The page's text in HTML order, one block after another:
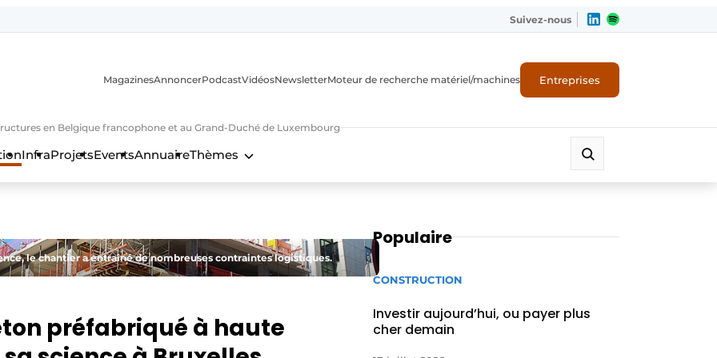
Suivez-nous
en Belgique francophone et au Grand-Duché de Luxembourg
MagazinesAnnoncerPodcastVidéosNewsletterMoteur de recherche matériel/machines Entreprises
InfraProjetsEventsAnnuaireThèmes
le chantier a entraîné de nombreuses contraintes logistiques.
préfabriqué à haute
Populaire
CONSTRUCTION
Investir aujourd’hui, ou payer plus
cher demain